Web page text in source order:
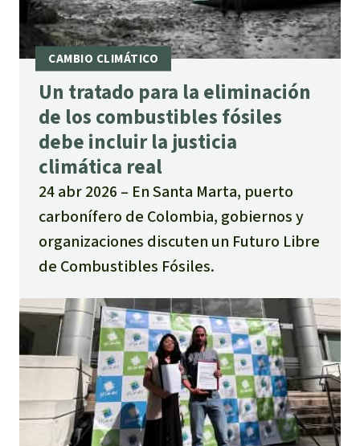
Un tratado para la eliminación
de los combustibles fósiles
debe incluir la justicia
climática real
24 abr 2026
En Santa Marta, puerto
carbonífero de Colombia, gobiernos y
organizaciones discuten un Futuro Libre
de Combustibles Fósiles.